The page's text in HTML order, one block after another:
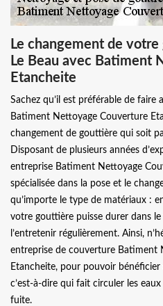
Le changement de
Le Beau avec Batiment
Etancheite
Sachez qu’il est préférable de
Batiment Nettoyage Couverture
changement de gouttière qui soit
Disposant de plusieurs années
entreprise Batiment Nettoyage
spécialisée dans la pose et le
qu’importe le type de matériaux :
votre gouttière puisse durer dans
l’entretenir régulièrement. Ainsi,
entreprise de couverture Batiment
Etancheite, pour pouvoir
c’est-à-dire qui fait circuler les
fuite.